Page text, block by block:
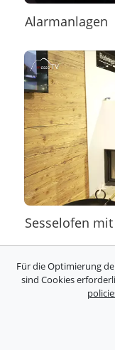
Alarmanlagen
Sesselofen
Für die Optimierung
sind Cookies